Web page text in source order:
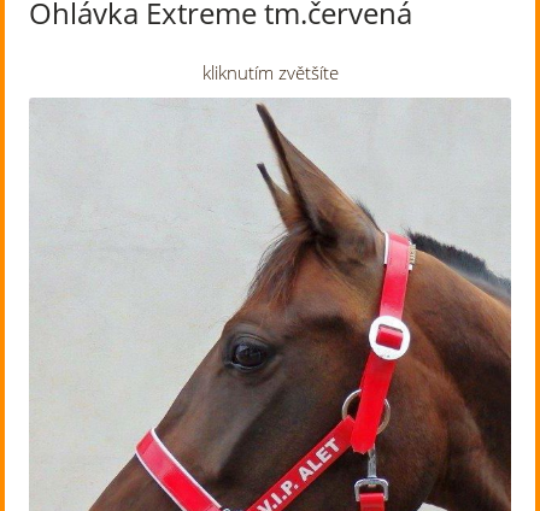
Ohlávka Extreme tm.červená
kliknutím zvětšíte